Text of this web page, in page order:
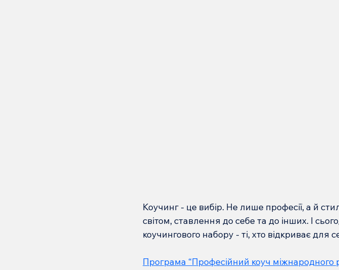
Коучинг - це вибір. Не лише професії, а й
світом, ставлення до себе та до інших. І
коучингового набору - ті, хто відкриває для
Програма “Професійний коуч міжнародного